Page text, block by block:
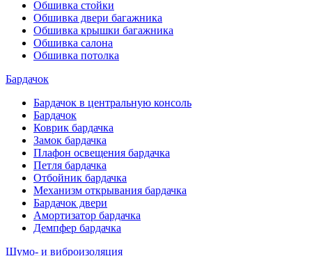
Обшивка стойки
Обшивка двери багажника
Обшивка крышки багажника
Обшивка салона
Обшивка потолка
Бардачок
Бардачок в центральную консоль
Бардачок
Коврик бардачка
Замок бардачка
Плафон освещения бардачка
Петля бардачка
Отбойник бардачка
Механизм открывания бардачка
Бардачок двери
Амортизатор бардачка
Демпфер бардачка
Шумо- и виброизоляция